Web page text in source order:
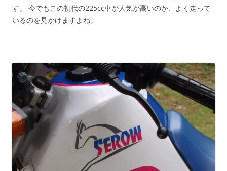
す。 今でもこの初代の225cc車が人気が高いのか、よく走って
いるのを見かけますよね。